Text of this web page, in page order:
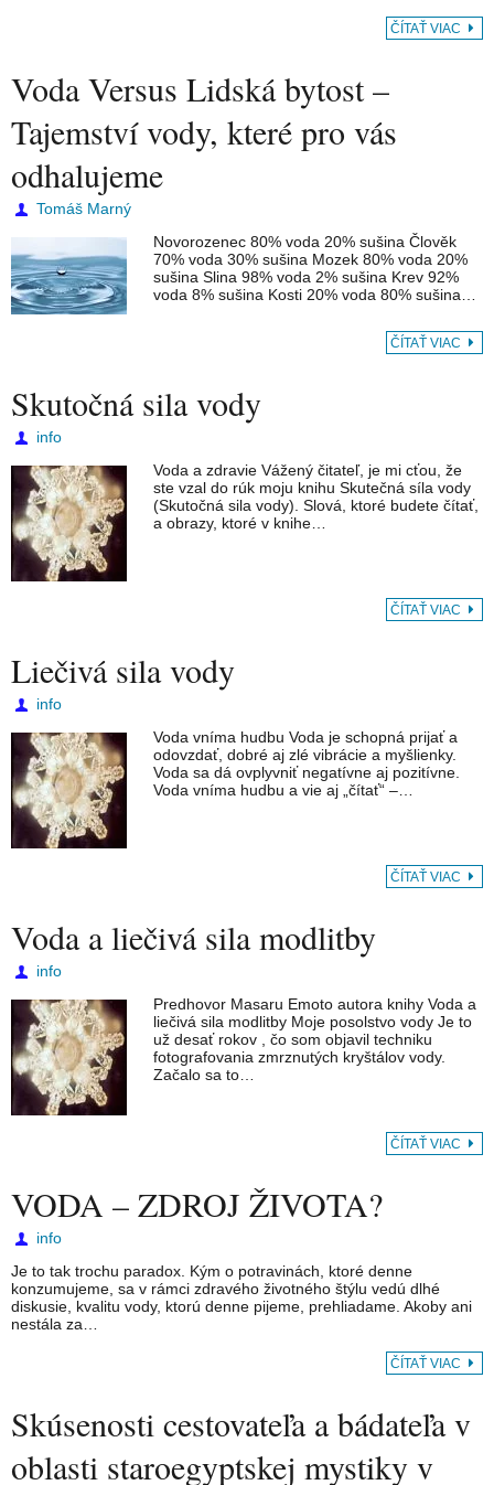
ČÍTAŤ VIAC
Voda Versus Lidská bytost –
Tajemství vody, které pro vás
odhalujeme
Tomáš Marný
Novorozenec 80% voda 20% sušina Člověk
70% voda 30% sušina Mozek 80% voda 20%
sušina Slina 98% voda 2% sušina Krev 92%
voda 8% sušina Kosti 20% voda 80% sušina…
ČÍTAŤ VIAC
Skutočná sila vody
info
Voda a zdravie Vážený čitateľ, je mi cťou, že
ste vzal do rúk moju knihu Skutečná síla vody
(Skutočná sila vody). Slová, ktoré budete čítať,
a obrazy, ktoré v knihe…
ČÍTAŤ VIAC
Liečivá sila vody
info
Voda vníma hudbu Voda je schopná prijať a
odovzdať, dobré aj zlé vibrácie a myšlienky.
Voda sa dá ovplyvniť negatívne aj pozitívne.
Voda vníma hudbu a vie aj „čítať“ –…
ČÍTAŤ VIAC
Voda a liečivá sila modlitby
info
Predhovor Masaru Emoto autora knihy Voda a
liečivá sila modlitby Moje posolstvo vody Je to
už desať rokov , čo som objavil techniku
fotografovania zmrznutých kryštálov vody.
Začalo sa to…
ČÍTAŤ VIAC
VODA – ZDROJ ŽIVOTA?
info
Je to tak trochu paradox. Kým o potravinách, ktoré denne
konzumujeme, sa v rámci zdravého životného štýlu vedú dlhé
diskusie, kvalitu vody, ktorú denne pijeme, prehliadame. Akoby ani
nestála za…
ČÍTAŤ VIAC
Skúsenosti cestovateľa a bádateľa v
oblasti staroegyptskej mystiky v